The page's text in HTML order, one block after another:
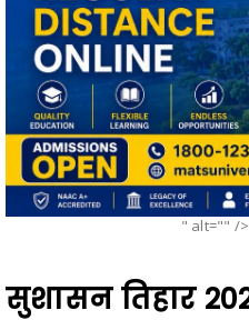
" alt="" /
सुशासन तिहार